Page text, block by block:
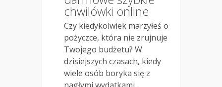
chwilówki online
Czy kiedykolwiek marzyłeś o
pożyczce, która nie zrujnuje
Twojego budżetu? W
dzisiejszych czasach, kiedy
wiele osób boryka się z